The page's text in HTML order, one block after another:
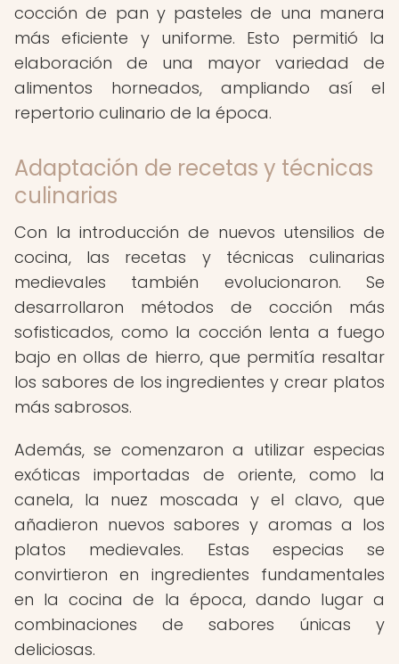
cocción de pan y pasteles de una manera
más eficiente y uniforme. Esto permitió la
elaboración de una mayor variedad de
alimentos horneados, ampliando así el
repertorio culinario de la época.
Adaptación de recetas y técnicas
culinarias
Con la introducción de nuevos utensilios de
cocina, las recetas y técnicas culinarias
medievales también evolucionaron. Se
desarrollaron métodos de cocción más
sofisticados, como la cocción lenta a fuego
bajo en ollas de hierro, que permitía resaltar
los sabores de los ingredientes y crear platos
más sabrosos.
Además, se comenzaron a utilizar especias
exóticas importadas de oriente, como la
canela, la nuez moscada y el clavo, que
añadieron nuevos sabores y aromas a los
platos medievales. Estas especias se
convirtieron en ingredientes fundamentales
en la cocina de la época, dando lugar a
combinaciones de sabores únicas y
deliciosas.